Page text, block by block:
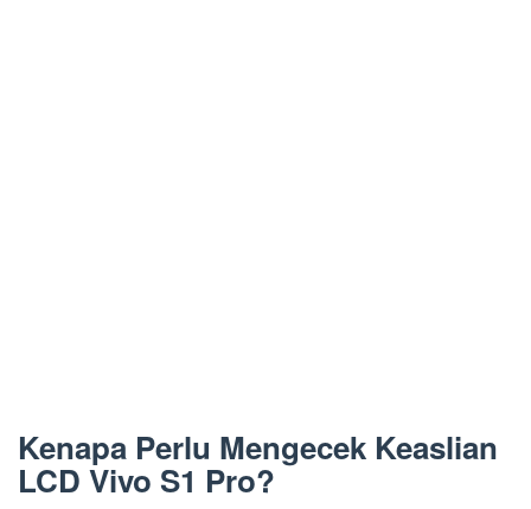
Kenapa Perlu Mengecek Keaslian
LCD Vivo S1 Pro?